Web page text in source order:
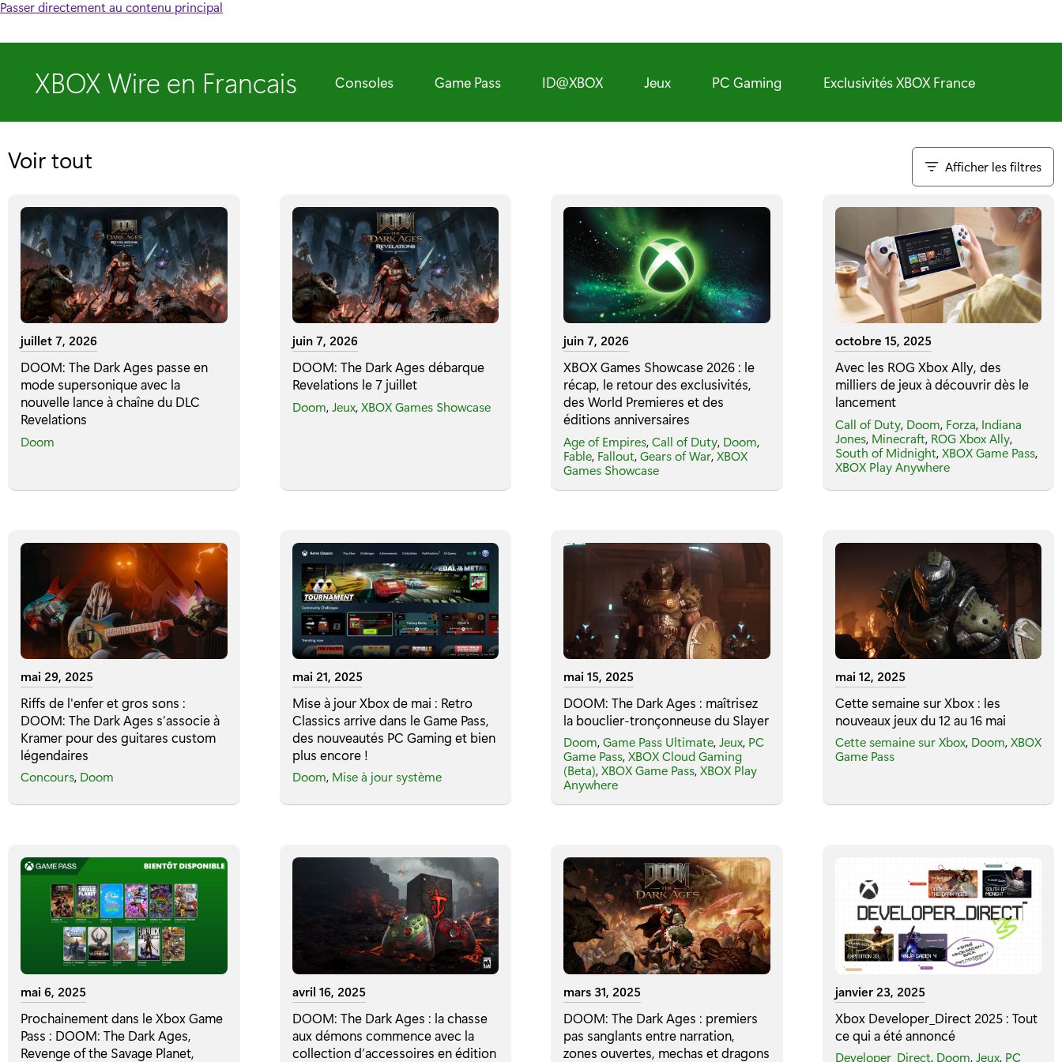
Passer directement au contenu principal
XBOX Wire en Francais Consoles Game Pass ID@XBOX Jeux PC Gaming Exclusivités XBOX France
Voir tout Afficher les filtres
juillet 7, 2026
DOOM: The Dark Ages passe en
mode supersonique avec la
nouvelle lance à chaîne du DLC
Revelations
Doom
juin 7, 2026
DOOM: The Dark Ages débarque
Revelations le 7 juillet
Doom,Jeux,XBOX Games Showcase
juin 7, 2026
XBOX Games Showcase 2026 : le
récap, le retour des exclusivités,
des World Premieres et des
éditions anniversaires
Age of Empires,Call of Duty, Doom,
Fable, Fallout,Gears of War,XBOX
Games Showcase
octobre 15, 2025
Avec les ROG Xbox Ally, des
milliers de jeux à découvrir dès le
lancement
Call of Duty, Doom, Forza, Indiana
Jones, Minecraft, ROG Xbox Ally,
South of Midnight,XBOX Game Pass,
XBOX Play Anywhere
mai 29, 2025
Riffs de l'enfer et gros sons :
DOOM: The Dark Ages s’associe à
Kramer pour des guitares custom
légendaires
Concours, Doom
mai 21, 2025
Mise à jour Xbox de mai : Retro
Classics arrive dans le Game Pass,
des nouveautés PC Gaming et bien
plus encore !
Doom, Mise à jour système
mai 15, 2025
DOOM: The Dark Ages : maîtrisez
la bouclier-tronçonneuse du Slayer
Doom,Game Pass Ultimate,Jeux, PC
Game Pass,XBOX Cloud Gaming
(Beta),XBOX Game Pass,XBOX Play
Anywhere
mai 12, 2025
Cette semaine sur Xbox : les
nouveaux jeux du 12 au 16 mai
Cette semaine sur Xbox, Doom,XBOX
Game Pass
mai 6, 2025
Prochainement dans le Xbox Game
Pass : DOOM: The Dark Ages,
Revenge of the Savage Planet,
avril 16, 2025
DOOM: The Dark Ages : la chasse
aux démons commence avec la
collection d’accessoires en édition
mars 31, 2025
DOOM: The Dark Ages : premiers
pas sanglants entre narration,
zones ouvertes, mechas et dragons
janvier 23, 2025
Xbox Developer_Direct 2025 : Tout
ce qui a été annoncé
Developer_Direct, Doom,Jeux, PC